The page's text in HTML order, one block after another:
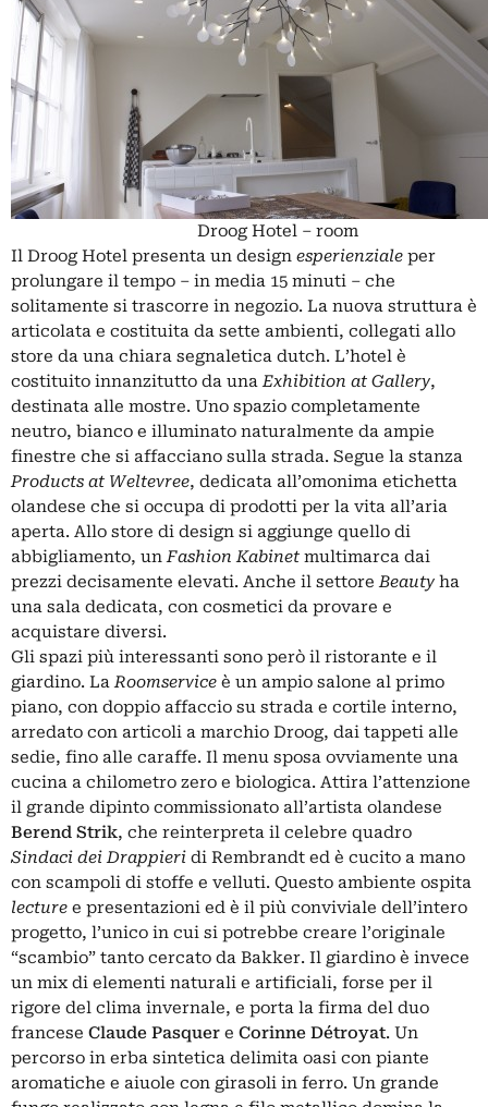
Droog Hotel – room
Il Droog Hotel presenta un design esperienziale per
prolungare il tempo – in media 15 minuti – che
solitamente si trascorre in negozio. La nuova struttura è
articolata e costituita da sette ambienti, collegati allo
store da una chiara segnaletica dutch. L’hotel è
costituito innanzitutto da unaExhibition at Gallery,
destinata alle mostre. Uno spazio completamente
neutro, bianco e illuminato naturalmente da ampie
finestre che si affacciano sulla strada. Segue la stanza
Products at Weltevree, dedicata all’omonima etichetta
olandese che si occupa di prodotti per la vita all’aria
aperta. Allo store di design si aggiunge quello di
abbigliamento, unFashion Kabinet multimarca dai
prezzi decisamente elevati. Anche il settoreBeauty ha
una sala dedicata, con cosmetici da provare e
acquistare diversi.
Gli spazi più interessanti sono però il ristorante e il
giardino. LaRoomservice è un ampio salone al primo
piano, con doppio affaccio su strada e cortile interno,
arredato con articoli a marchio Droog, dai tappeti alle
sedie, fino alle caraffe. Il menu sposa ovviamente una
cucina a chilometro zero e biologica. Attira l’attenzione
il grande dipinto commissionato all’artista olandese
Berend Strik, che reinterpreta il celebre quadro
Sindaci dei Drappieri di Rembrandt ed è cucito a mano
con scampoli di stoffe e velluti. Questo ambiente ospita
lecture e presentazioni ed è il più conviviale dell’intero
progetto, l’unico in cui si potrebbe creare l’originale
“scambio” tanto cercato da Bakker. Il giardino è invece
un mix di elementi naturali e artificiali, forse per il
rigore del clima invernale, e porta la firma del duo
francese Claude Pasquer e Corinne Détroyat. Un
percorso in erba sintetica delimita oasi con piante
aromatiche e aiuole con girasoli in ferro. Un grande